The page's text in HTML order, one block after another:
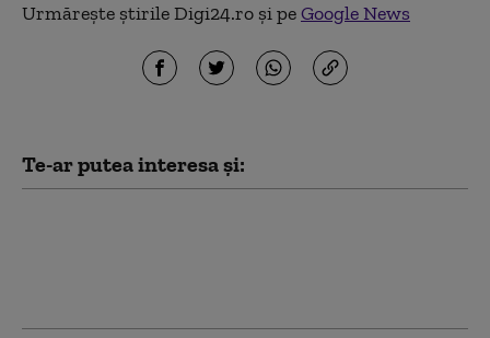
Urmărește știrile Digi24.ro și peGoogle News
Te-ar putea interesa și: